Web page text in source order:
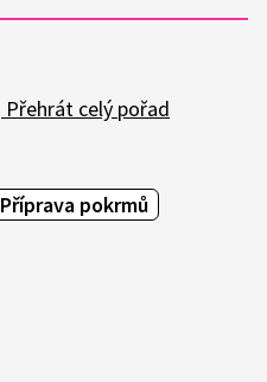
Přehrát celý pořad
Příprava pokrmů